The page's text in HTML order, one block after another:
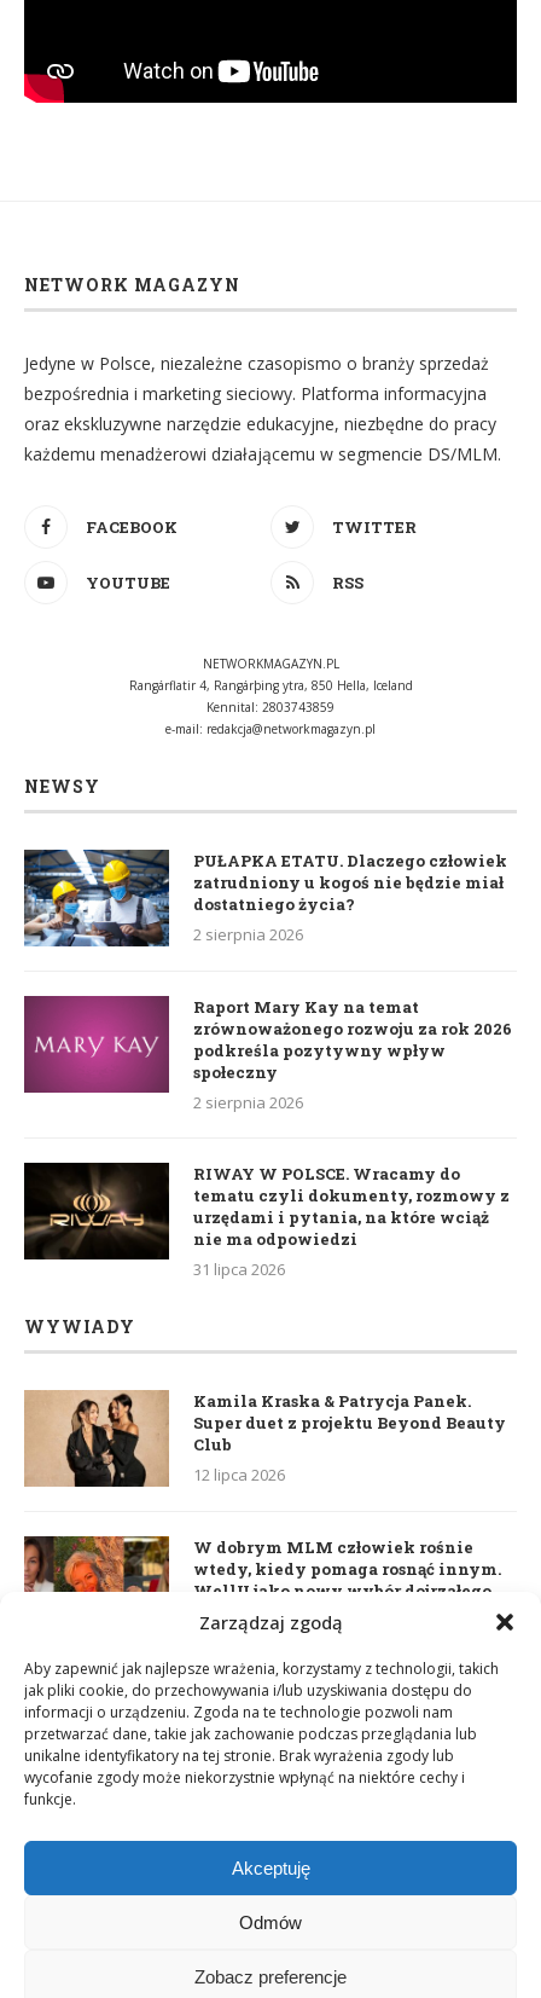
Zarządzaj zgodą
Aby zapewnić jak najlepsze wrażenia, korzystamy z technologii, takich
jak pliki cookie, do przechowywania i/lub uzyskiwania dostępu do
informacji o urządzeniu. Zgoda na te technologie pozwoli nam
przetwarzać dane, takie jak zachowanie podczas przeglądania lub
unikalne identyfikatory na tej stronie. Brak wyrażenia zgody lub
wycofanie zgody może niekorzystnie wpłynąć na niektóre cechy i
funkcje.
Akceptuję
Odmów
Zobacz preferencje
NETWORK MAGAZYN
Jedyne w Polsce, niezależne czasopismo o branży sprzedaż
bezpośrednia i marketing sieciowy. Platforma informacyjna
oraz ekskluzywne narzędzie edukacyjne, niezbędne do pracy
każdemu menadżerowi działającemu w segmencie DS/MLM.
FACEBOOK TWITTER
YOUTUBE RSS
NETWORKMAGAZYN.PL
Rangárflatir 4, Rangárþing ytra, 850 Hella, Iceland
Kennital: 2803743859
e-mail: redakcja@networkmagazyn.pl
NEWSY
PUŁAPKA ETATU. Dlaczego człowiek
zatrudniony u kogoś nie będzie miał
dostatniego życia?
2 sierpnia 2026
Raport Mary Kay na temat
zrównoważonego rozwoju za rok 2026
podkreśla pozytywny wpływ
społeczny
2 sierpnia 2026
RIWAY W POLSCE. Wracamy do
tematu czyli dokumenty, rozmowy z
urzędami i pytania, na które wciąż
nie ma odpowiedzi
31 lipca 2026
WYWIADY
Kamila Kraska & Patrycja Panek.
Super duet z projektu Beyond Beauty
Club
12 lipca 2026
W dobrym MLM człowiek rośnie
wtedy, kiedy pomaga rosnąć innym.
WellU jako nowy wybór dojrzałego
lidera
Daria Dudzik. Kocham Cię
17 kwietnia 2026